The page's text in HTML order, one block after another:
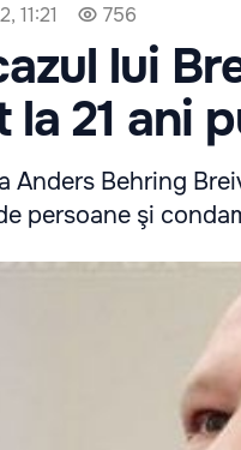
11:21 756
lui
21 ani
Anders Behring
persoane şi